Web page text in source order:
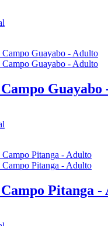
Guayabo
Pitanga -